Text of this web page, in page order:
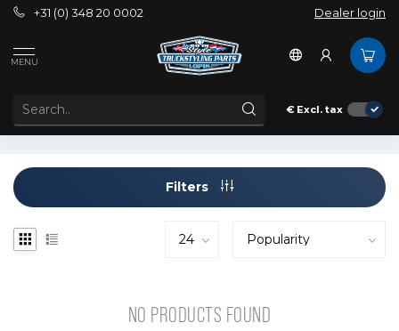
+31 (0) 348 20 0002 Dealer login
MENU
€ Excl. tax
Tags
PRODUCTS TAGGED WITH BANNER
Filters
NO PRODUCTS FOUND